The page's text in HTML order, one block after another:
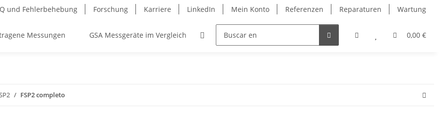
und Fehlerbehebung Forschung Karriere LinkedIn Mein Konto Referenzen Reparaturen Wartung
0,00 €
Messungen GSA Messgeräte im Vergleich Kontakt
FSP2 completo